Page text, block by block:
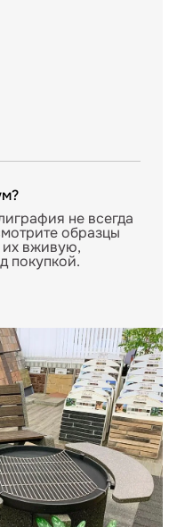
не всегда
образцы
их вживую,
покупкой.